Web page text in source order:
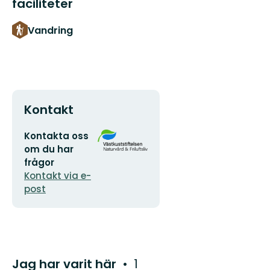
faciliteter
Vandring
Kontakt
E-
postadress
Kontakta oss
om du har
frågor
Kontakt via e-
post
Organisationens
logotyp
Jag har varit här 1